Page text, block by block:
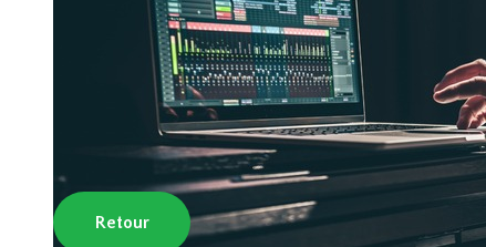
Retour